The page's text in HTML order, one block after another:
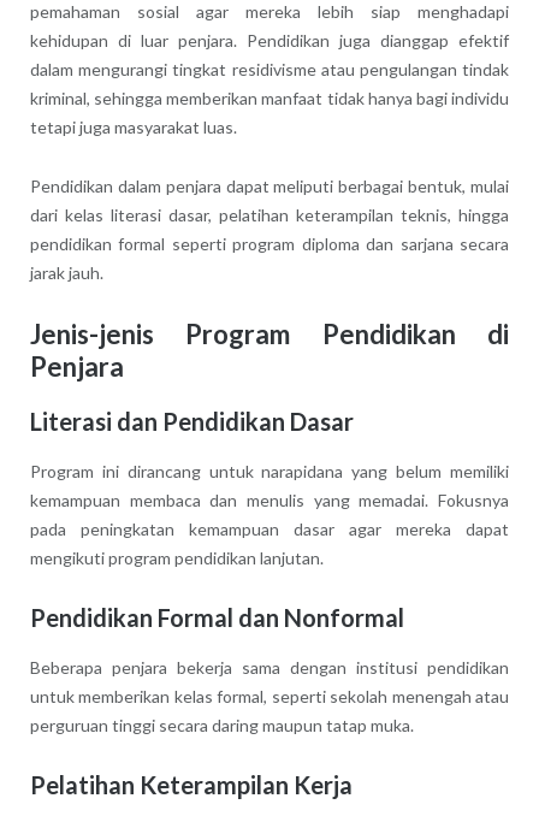
pemahaman sosial agar mereka lebih siap menghadapi
kehidupan di luar penjara. Pendidikan juga dianggap efektif
dalam mengurangi tingkat residivisme atau pengulangan tindak
kriminal, sehingga memberikan manfaat tidak hanya bagi individu
tetapi juga masyarakat luas.
Pendidikan dalam penjara dapat meliputi berbagai bentuk, mulai
dari kelas literasi dasar, pelatihan keterampilan teknis, hingga
pendidikan formal seperti program diploma dan sarjana secara
jarak jauh.
Jenis-jenis Program Pendidikan di
Penjara
Literasi dan Pendidikan Dasar
Program ini dirancang untuk narapidana yang belum memiliki
kemampuan membaca dan menulis yang memadai. Fokusnya
pada peningkatan kemampuan dasar agar mereka dapat
mengikuti program pendidikan lanjutan.
Pendidikan Formal dan Nonformal
Beberapa penjara bekerja sama dengan institusi pendidikan
untuk memberikan kelas formal, seperti sekolah menengah atau
perguruan tinggi secara daring maupun tatap muka.
Pelatihan Keterampilan Kerja